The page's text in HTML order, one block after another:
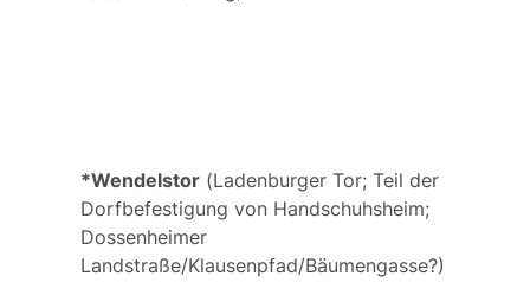
*Wendelstor(Ladenburger Tor; Teil der
Dorfbefestigung von Handschuhsheim;
Dossenheimer
Landstraße/Klausenpfad/Bäumengasse?)